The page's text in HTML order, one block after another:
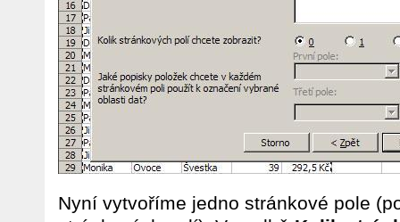
Nyní vytvoříme jedno stránkové pole